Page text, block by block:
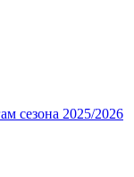
сезона 2025/2026